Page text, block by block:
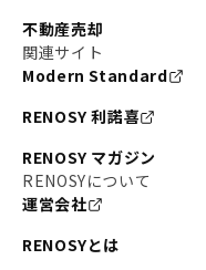
不動産売却
関連サイト
Modern Standard
RENOSY 利諾喜
RENOSY マガジン
RENOSYについて
運営会社
RENOSYとは